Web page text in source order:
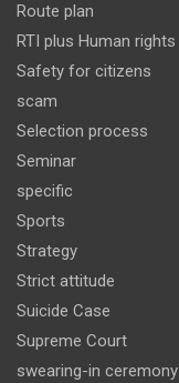
Route plan
RTI plus Human rights
Safety for citizens
scam
Selection process
Seminar
specific
Sports
Strategy
Strict attitude
Suicide Case
Supreme Court
swearing-in ceremony